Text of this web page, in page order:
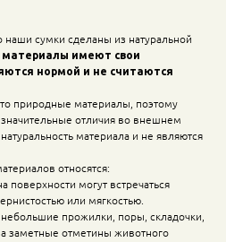
сумки сделаны из натуральной
материалы имеют свои
нормой и не считаются
природные материалы, поэтому
отличия во внешнем
материала и не являются
относятся:
могут встречаться
или мягкостью.
прожилки, поры, складочки,
заметные отметины животного